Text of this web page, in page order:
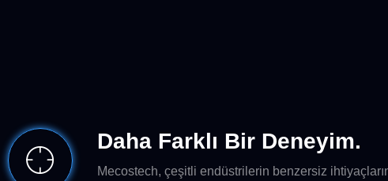
Daha Farklı Bir Deneyim.
Mecostech, çeşitli endüstrilerin benzersiz